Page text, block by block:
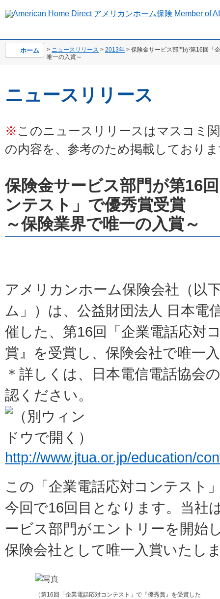
ホーム > ニュースリリース > 2013年 > 保険金サービス部門が第16回「
唯一の入賞～
ニュースリリース
※ このニュースリリースはマスコミ
の内容を、参考のため掲載しており
保険金サービス部門が第16
ンテスト」で優秀賞受賞
～保険業界で唯一の入賞～
アメリカンホーム保険会社（以
ム」）は、公益財団法人 日本電
催した、第16回「企業電話応対
賞』を受賞し、保険会社で唯一
＊詳しくは、日本電信電話協会
認ください。
http://www.jtua.or.jp/education/
この「企業電話応対コンテスト
今回で16回目となります。当社
ービス部門がエントリーを開始
保険会社として唯一入賞いたし
（第16回「企業電話応対コンテスト」で『優秀賞』を受賞した